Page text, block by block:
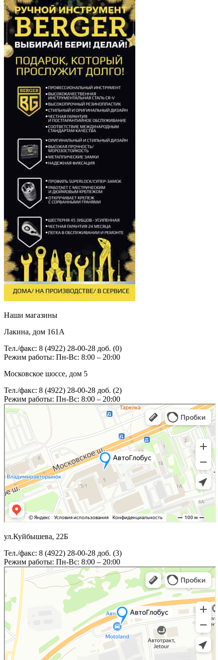
Наши магазины
Лакина, дом 161А
Тел./факс: 8 (4922) 28-00-28 доб. (0)
Режим работы: Пн-Вс: 8:00 – 20:00
Московское шоссе, дом 5
Тел./факс: 8 (4922) 28-00-28 доб. (2)
Режим работы: Пн-Вс: 8:00 – 20:00
ул.Куйбышева, 22Б
Тел./факс: 8 (4922) 28-00-28 доб. (3)
Режим работы: Пн-Вс: 8:00 – 20:00